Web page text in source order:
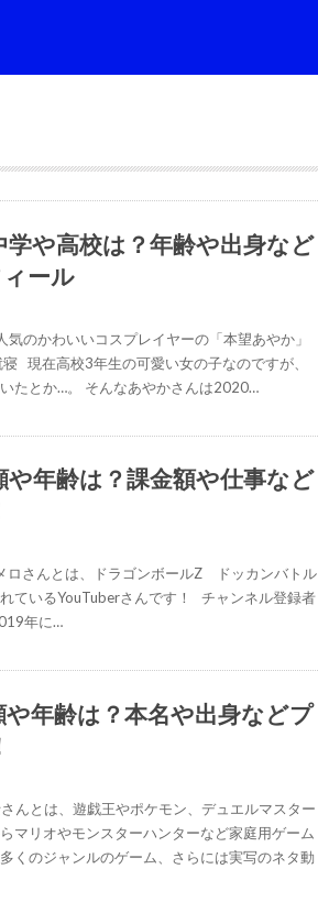
や高校は？年齢や出身など
ール
のかわいいコスプレイヤーの「本望あやか」
現在高校3年生の可愛い女の子なのですが、
たとか…。 そんなあやかさんは2020…
年齢は？課金額や仕事など
さんとは、ドラゴンボールZ ドッカンバトル
ているYouTuberさんです！ チャンネル登録者
年に…
年齢は？本名や出身などプ
んとは、遊戯王やポケモン、デュエルマスター
マリオやモンスターハンターなど家庭用ゲーム
くのジャンルのゲーム、さらには実写のネタ動